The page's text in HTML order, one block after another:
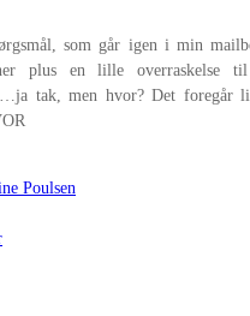
som går igen i min
plus en lille overraskelse til
tak, men hvor? Det foregår
Poulsen